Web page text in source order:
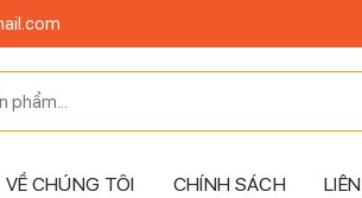
VỀ CHÚNG TÔI CHÍNH SÁCH